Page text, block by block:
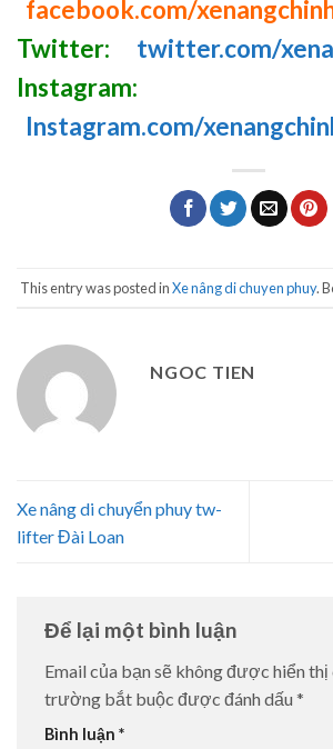
facebook.com/
Twitter:
twitter.com/
Instagram:
Instagram.com/
This entry was posted inXe nâng di chuyen phuy.
NGOC TIEN
Xe nâng di chuyển phuy tw-
lifter Đài Loan
Để lại một bình luận
Email của bạn sẽ không được hiển thị
trường bắt buộc được đánh dấu *
Bình luận *